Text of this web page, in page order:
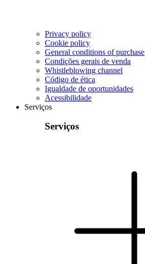
Privacy policy
Cookie policy
General conditions of purchase
Condições gerais de venda
Whistleblowing channel
Código de ética
Igualdade de oportunidades
Acessibilidade
Serviços
Serviços